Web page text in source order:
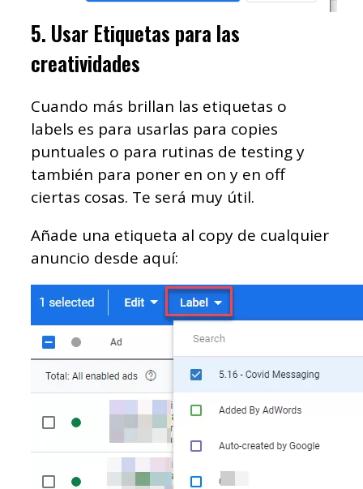
5. Usar Etiquetas para las
creatividades
Cuando más brillan las etiquetas o
labels es para usarlas para copies
puntuales o para rutinas de testing y
también para poner en on y en off
ciertas cosas. Te será muy útil.
Añade una etiqueta al copy de cualquier
anuncio desde aquí: